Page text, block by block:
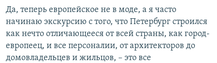
Да, теперь европейское не в моде, а я часто
начинаю экскурсию с того, что Петербург строился
как нечто отличающееся от всей страны, как город-
европеец, и все персоналии, от архитекторов до
домовладельцев и жильцов, – это все